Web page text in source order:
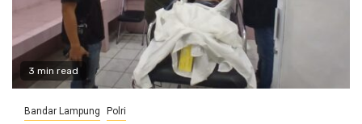
3 min read
Bandar Lampung Polri